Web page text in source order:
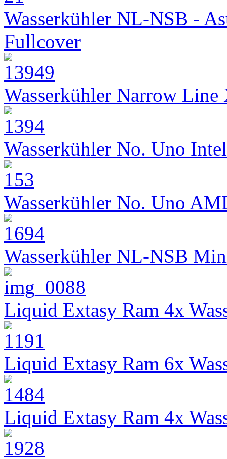
Wasserkühler NL-NSB -
Fullcover
Wasserkühler Narrow
Wasserkühler No. Uno Intel
Wasserkühler No. Uno
Wasserkühler NL-NSB
Liquid Extasy Ram 4x
Liquid Extasy Ram 6x
Liquid Extasy Ram 4x